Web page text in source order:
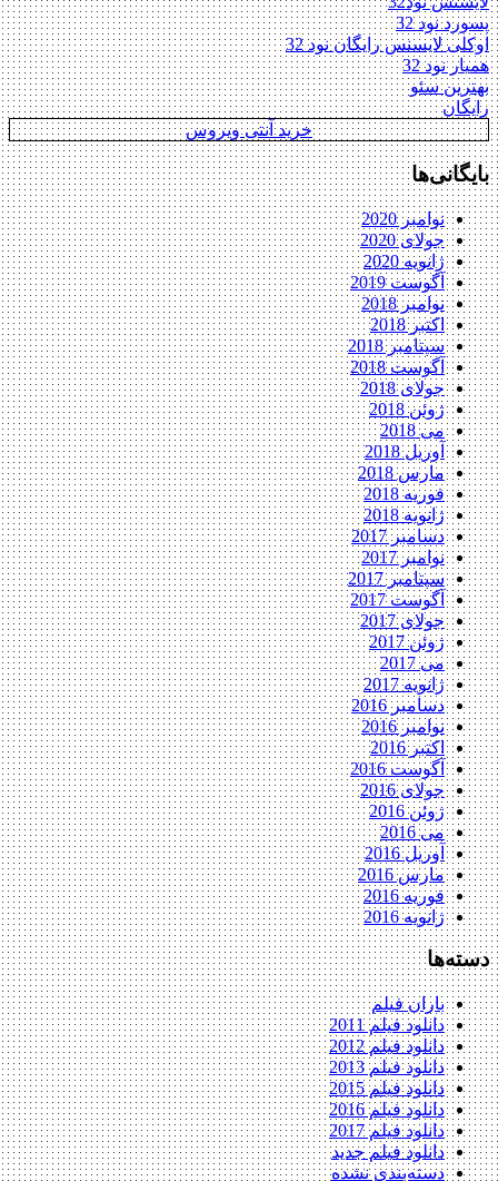
پسورد نود 32
اوکلی لایسنس رایگان نود 32
همیار نود 32
بهترین سئو
رایگان
خرید آنتی ویروس
بایگانی‌ها
نوامبر 2020
جولای 2020
ژانویه 2020
آگوست 2019
نوامبر 2018
اکتبر 2018
سپتامبر 2018
آگوست 2018
جولای 2018
ژوئن 2018
می 2018
آوریل 2018
مارس 2018
فوریه 2018
ژانویه 2018
دسامبر 2017
نوامبر 2017
سپتامبر 2017
آگوست 2017
جولای 2017
ژوئن 2017
می 2017
ژانویه 2017
دسامبر 2016
نوامبر 2016
اکتبر 2016
آگوست 2016
جولای 2016
ژوئن 2016
می 2016
آوریل 2016
مارس 2016
فوریه 2016
ژانویه 2016
دسته‌ها
باران فیلم
دانلود فیلم 2011
دانلود فیلم 2012
دانلود فیلم 2013
دانلود فیلم 2015
دانلود فیلم 2016
دانلود فیلم 2017
دانلود فیلم جدید
دسته‌بندی نشده